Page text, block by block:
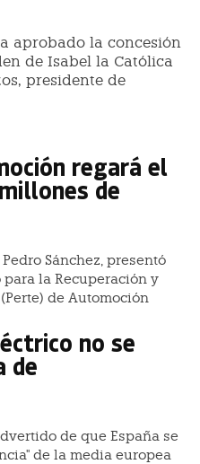
aprobado la concesión
de Isabel la Católica
presidente de
regará el
de
Sánchez, presentó
para la Recuperación y
de Automoción
no se
de
de que España se
de la media europea